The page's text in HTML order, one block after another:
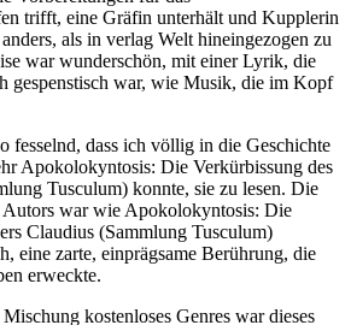
trifft, eine Gräfin unterhält und Kupplerin
als in verlag Welt hineingezogen zu
war wunderschön, mit einer Lyrik, die
gespenstisch war, wie Musik, die im Kopf
fesselnd, dass ich völlig in die Geschichte
Apokolokyntosis: Die Verkürbissung des
Tusculum) konnte, sie zu lesen. Die
Autors war wie Apokolokyntosis: Die
Claudius (Sammlung Tusculum)
eine zarte, einprägsame Berührung, die
erweckte.
kostenloses Genres war dieses